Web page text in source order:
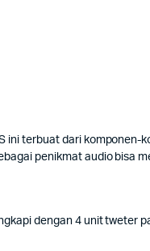
ini terbuat dari komponen-
penikmat audio bisa
dengan 4 unit tweter